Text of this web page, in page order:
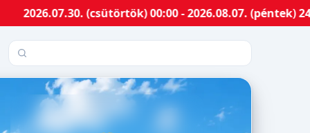
(csütörtök) 00:00 - 2026.08.07. (péntek) 24:00-ig
Település keresése